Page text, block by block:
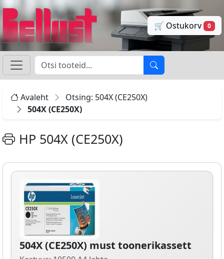
🛒 Ostukorv 0
Avaleht
Otsing: 504X (CE250X)
504X (CE250X)
HP 504X (CE250X)
504X (CE250X) must toonerikassett